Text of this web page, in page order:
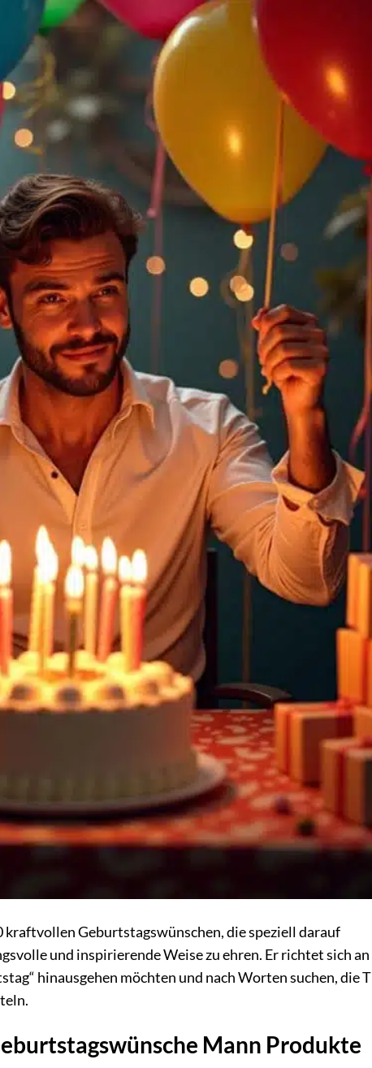
kraftvollen Geburtstagswünschen, die speziell darauf
und inspirierende Weise zu ehren. Er richtet sich an
hinausgehen möchten und nach Worten suchen, die
Mann Produkte